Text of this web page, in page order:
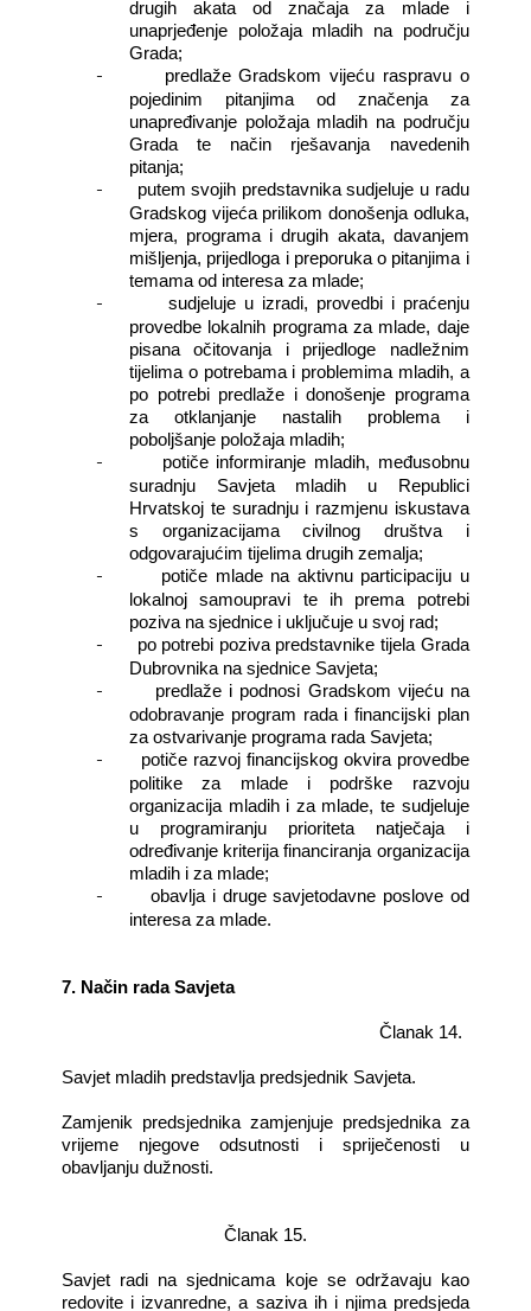
drugih akata od značaja za mlade i
unaprjeđenje položaja mladih na području
Grada;
-
predlaže Gradskom vijeću raspravu o
pojedinim pitanjima od značenja za
unapređivanje položaja mladih na području
Grada te način rješavanja navedenih
pitanja;
-
putem svojih predstavnika sudjeluje u radu
Gradskog vijeća prilikom donošenja odluka,
mjera, programa i drugih akata, davanjem
mišljenja, prijedloga i preporuka o pitanjima i
temama od interesa za mlade;
-
sudjeluje u izradi, provedbi i praćenju
provedbe lokalnih programa za mlade, daje
pisana očitovanja i prijedloge nadležnim
tijelima o potrebama i problemima mladih, a
po potrebi predlaže i donošenje programa
za otklanjanje nastalih problema i
poboljšanje položaja mladih;
-
potiče informiranje mladih, međusobnu
suradnju Savjeta mladih u Republici
Hrvatskoj te suradnju i razmjenu iskustava
s organizacijama civilnog društva i
odgovarajućim tijelima drugih zemalja;
-
potiče mlade na aktivnu participaciju u
lokalnoj samoupravi te ih prema potrebi
poziva na sjednice i uključuje u svoj rad;
-
po potrebi poziva predstavnike tijela Grada
Dubrovnika na sjednice Savjeta;
-
predlaže i podnosi Gradskom vijeću na
odobravanje program rada i financijski plan
za ostvarivanje programa rada Savjeta;
-
potiče razvoj financijskog okvira provedbe
politike za mlade i podrške razvoju
organizacija mladih i za mlade, te sudjeluje
u programiranju prioriteta natječaja i
određivanje kriterija financiranja organizacija
mladih i za mlade;
-
obavlja i druge savjetodavne poslove od
interesa za mlade.
7. Način rada Savjeta
Članak 14.
Savjet mladih predstavlja predsjednik Savjeta.
Zamjenik predsjednika zamjenjuje predsjednika za
vrijeme njegove odsutnosti i spriječenosti u
obavljanju dužnosti.
Članak 15.
Savjet radi na sjednicama koje se održavaju kao
redovite i izvanredne, a saziva ih i njima predsjeda